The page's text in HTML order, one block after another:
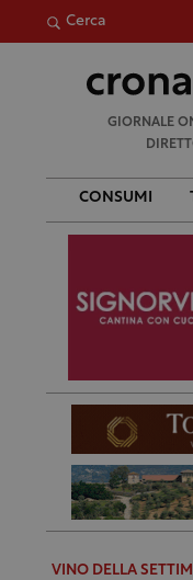
Cerca
GIORNALE
CONSUMI
VINO DELLA